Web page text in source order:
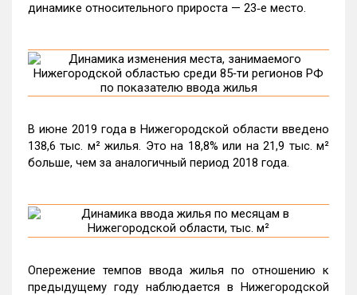
динамике относительного прироста — 23‑е место.
В июне 2019 года в Нижегородской области введено
138,6 тыс. м² жилья. Это на 18,8% или на 21,9 тыс. м²
больше, чем за аналогичный период 2018 года.
Опережение темпов ввода жилья по отношению к
предыдущему году наблюдается в Нижегородской